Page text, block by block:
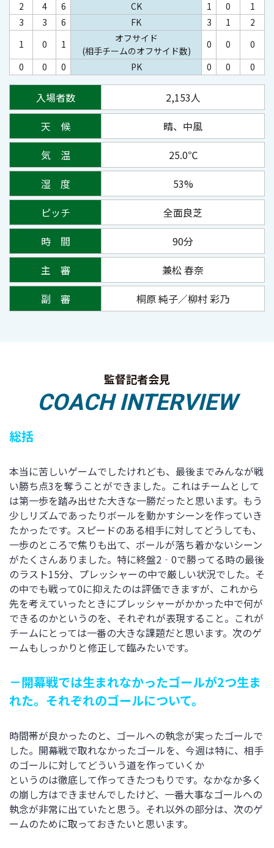
2 4 6 CK 1 0
1
3
3 6 FK 3 1
2
1
0 1
オフサイド
(相手チームのオフサイド数)
0 0
0
0
0 0 PK 0 0 0
入場者数
2,153人
天 候
晴、中風
気 温
25.0℃
湿 度
53%
ピッチ
全面良芝
時 間
90分
主 審
兼松 春奈
副 審
桐原 純子／柳村 彩乃
監督記者会見
COACH INTERVIEW
総括
本当に苦しいゲームでしたけれども、最後までみんなが戦
い勝ち点3を奪うことができました。これはチームとして
は第一歩を踏み出せた大きな一勝だったと思います。もう
少しリズムであったりボールを動かすシーンを作っていき
たかったです。スピードのある相手に対してどうしても、
一歩のところで焦りも出て、ボールが落ち着かないシーン
がたくさんありました。特に終盤2‐0で勝ってる時の最後
のラスト15分、プレッシャーの中で厳しい状況でした。そ
の中でも戦って0に抑えたのは評価できますが、これから
先を考えていったときにプレッシャーがかかった中で何が
できるのかというのを、それぞれが表現すること。これが
チームにとっては一番の大きな課題だと思います。次のゲ
ームもしっかりと修正して臨みたいです。
－開幕戦では生まれなかったゴールが2つ生ま
れた。それぞれのゴールについて。
時間帯が良かったのと、ゴールへの執念が実ったゴールで
した。開幕戦で取れなかったゴールを、今週は特に、相手
のゴールに対してどういう道を作っていくか
というのは徹底して作ってきたつもりです。なかなか多く
の崩し方はできませんでしたけど、一番大事なゴールへの
執念が非常に出ていたと思う。それ以外の部分は、次のゲ
ームのために取っておきたいと思います。